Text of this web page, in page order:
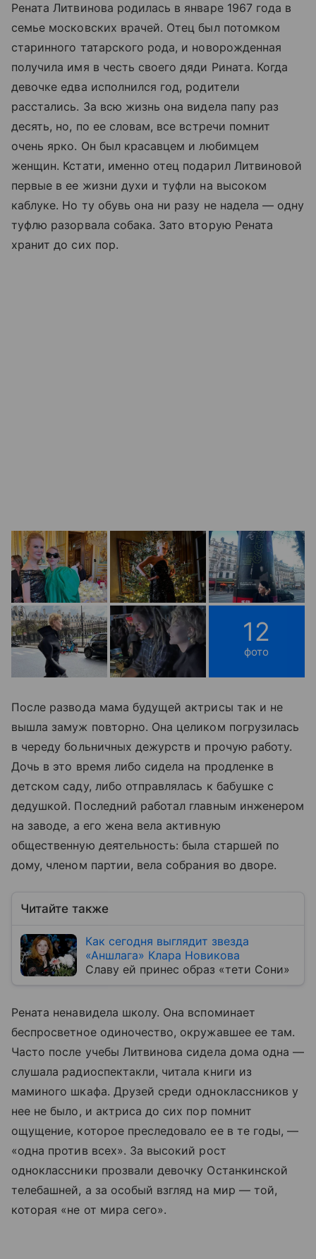
Рената Литвинова родилась в январе 1967 года в
семье московских врачей. Отец был потомком
старинного татарского рода, и новорожденная
получила имя в честь своего дяди Рината. Когда
девочке едва исполнился год, родители
расстались. За всю жизнь она видела папу раз
десять, но, по ее словам, все встречи помнит
очень ярко. Он был красавцем и любимцем
женщин. Кстати, именно отец подарил Литвиновой
первые в ее жизни духи и туфли на высоком
каблуке. Но ту обувь она ни разу не надела — одну
туфлю разорвала собака. Зато вторую Рената
хранит до сих пор.
12
фото
После развода мама будущей актрисы так и не
вышла замуж повторно. Она целиком погрузилась
в череду больничных дежурств и прочую работу.
Дочь в это время либо сидела на продленке в
детском саду, либо отправлялась к бабушке с
дедушкой. Последний работал главным инженером
на заводе, а его жена вела активную
общественную деятельность: была старшей по
дому, членом партии, вела собрания во дворе.
Читайте также
Как сегодня выглядит звезда
«Аншлага» Клара Новикова
Славу ей принес образ «тети Сони»
Рената ненавидела школу. Она вспоминает
беспросветное одиночество, окружавшее ее там.
Часто после учебы Литвинова сидела дома одна —
слушала радиоспектакли, читала книги из
маминого шкафа. Друзей среди одноклассников у
нее не было, и актриса до сих пор помнит
ощущение, которое преследовало ее в те годы, —
«одна против всех». За высокий рост
одноклассники прозвали девочку Останкинской
телебашней, а за особый взгляд на мир — той,
которая «не от мира сего».